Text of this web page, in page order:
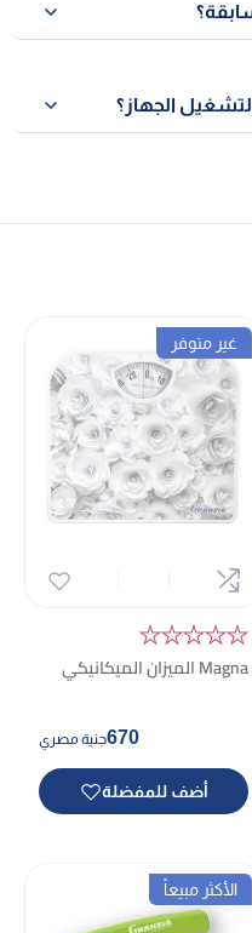
الجهاز؟
غير متوفر
★★★★★
Magna الميزان الميكانيكي
جنية مصري670
أضف للمفضلة
الأكثر مبيعاً